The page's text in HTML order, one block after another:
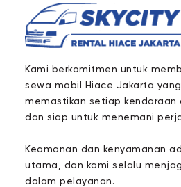
Kami berkomitmen untuk
sewa mobil Hiace Jakarta
memastikan setiap kendaraan
dan siap untuk menemani
Keamanan dan kenyamanan
utama, dan kami selalu
dalam pelayanan.